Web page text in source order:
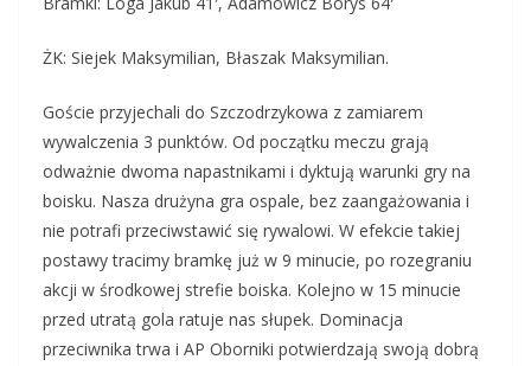
ŻK: Siejek Maksymilian, Błaszak Maksymilian.
Goście przyjechali do Szczodrzykowa z zamiarem
wywalczenia 3 punktów. Od początku meczu grają
odważnie dwoma napastnikami i dyktują warunki gry na
boisku. Nasza drużyna gra ospale, bez zaangażowania i
nie potrafi przeciwstawić się rywalowi. W efekcie takiej
postawy tracimy bramkę już w 9 minucie, po rozegraniu
akcji w środkowej strefie boiska. Kolejno w 15 minucie
przed utratą gola ratuje nas słupek. Dominacja
przeciwnika trwa i AP Oborniki potwierdzają swoją dobrą